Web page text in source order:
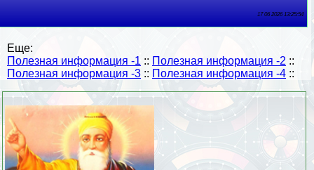
17 06 2026 13:25:54
Еще:
Полезная информация -1 :: Полезная информация -2 ::
Полезная информация -3 :: Полезная информация -4 ::